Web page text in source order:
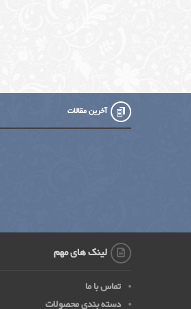
آخرین مقالات
لینک های مهم
تماس با ما
دسته بندی محصولات